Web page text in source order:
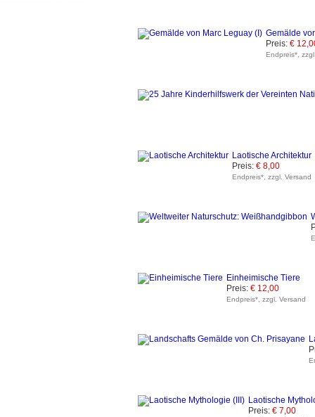
Gemälde
Preis: €
Endpreis*,
Laotische Architektur
Preis: € 8,00
Endpreis*, zzgl. Versand
Einheimische Tiere
Preis: € 12,00
Endpreis*, zzgl. Versand
Laotische
Preis: € 7,00